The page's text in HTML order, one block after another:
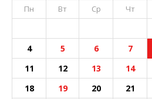
Пн
Вт Ср Чт
4
5 6 7
11
12 13 14
18
19 20 21